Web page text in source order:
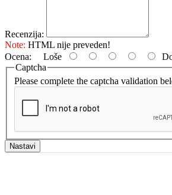
Recenzija:
Note: HTML nije preveden!
Ocena: Loše
Captcha
Please complete the captcha validation
Nastavi